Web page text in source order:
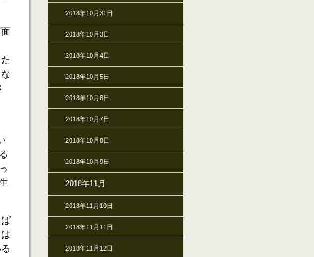
2018年10月31日
2018年10月3日
2018年10月4日
2018年10月5日
2018年10月6日
2018年10月7日
2018年10月8日
2018年10月9日
2018年11月
2018年11月10日
2018年11月11日
2018年11月12日